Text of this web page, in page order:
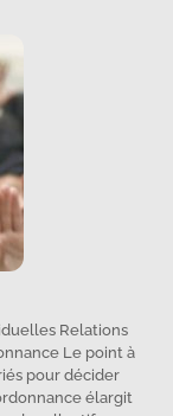
Relations
Le point à
pour décider
élargit